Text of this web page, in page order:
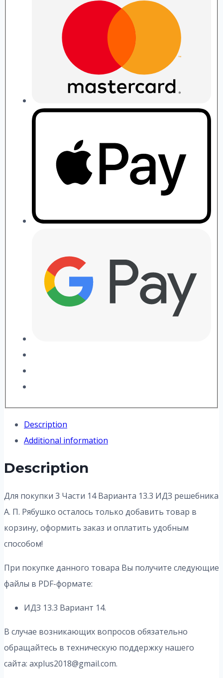
Description
Additional information
Description
Для покупки 3 Части 14 Варианта 13.3 ИДЗ решебника
А. П. Рябушко осталось только добавить товар в
корзину, оформить заказ и оплатить удобным
способом!
При покупке данного товара Вы получите следующие
файлы в PDF-формате:
ИДЗ 13.3 Вариант 14.
В случае возникающих вопросов обязательно
обращайтесь в техническую поддержку нашего
сайта: axplus2018@gmail.com.